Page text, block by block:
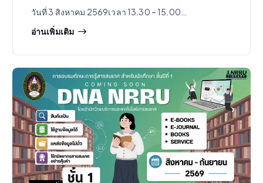
วันที่ 3 สิงหาคม 2569เวลา 13.30 – 15.00…
อ่านเพิ่มเติม